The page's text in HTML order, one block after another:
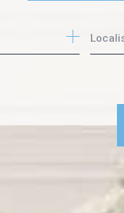
acheter
de l'immo pro